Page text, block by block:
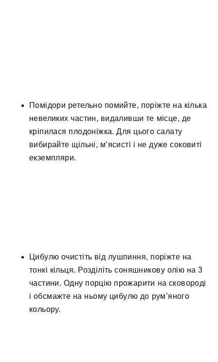
Помідори ретельно помийте, поріжте на кілька
невеликих частин, видаливши те місце, де
кріпилася плодоніжка. Для цього салату
вибирайте щільні, м’ясисті і не дуже соковиті
екземпляри.
Цибулю очистіть від лушпиння, поріжте на
тонкі кільця. Розділіть соняшникову олію на 3
частини. Одну порцію прожарити на сковороді
і обсмажте на ньому цибулю до рум’яного
кольору.